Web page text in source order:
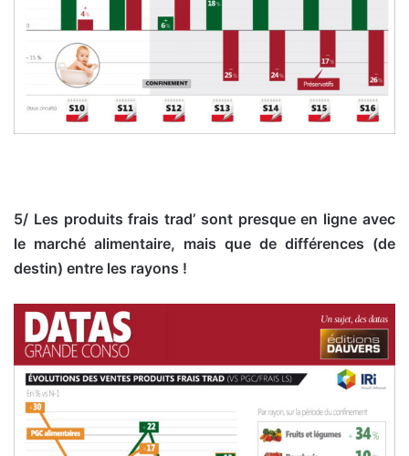
5/ Les produits frais trad’ sont presque en ligne avec
le marché alimentaire, mais que de différences (de
destin) entre les rayons !